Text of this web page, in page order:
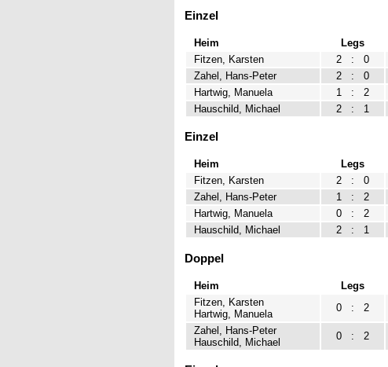
Einzel
Heim Legs
Fitzen, Karsten
2 : 0
Zahel, Hans-Peter
2 : 0
Hartwig, Manuela
1 : 2
Hauschild, Michael
2 : 1
Einzel
Heim Legs
Fitzen, Karsten
2 : 0
Zahel, Hans-Peter
1 : 2
Hartwig, Manuela
0 : 2
Hauschild, Michael
2 : 1
Doppel
Heim Legs
Fitzen, Karsten
Hartwig, Manuela
0 : 2
Zahel, Hans-Peter
Hauschild, Michael
0 : 2